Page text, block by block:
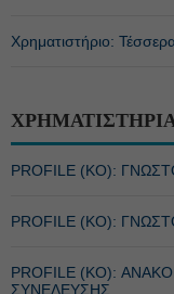
Χρηματιστήριο:
PROFILE (ΚΟ):
PROFILE (ΚΟ):
PROFILE (ΚΟ):
ΣΥΝΕΛΕΥΣΗΣ